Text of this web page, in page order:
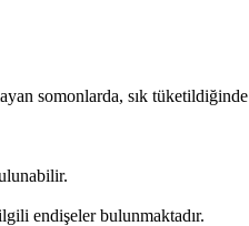
somonlarda, sık
endişeler bulunmaktadır.